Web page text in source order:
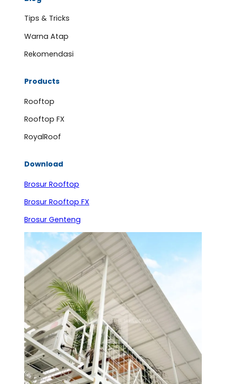
Tips & Tricks
Warna Atap
Rekomendasi
Products
Rooftop
Rooftop FX
RoyalRoof
Download
Brosur Rooftop
Brosur Rooftop FX
Brosur Genteng